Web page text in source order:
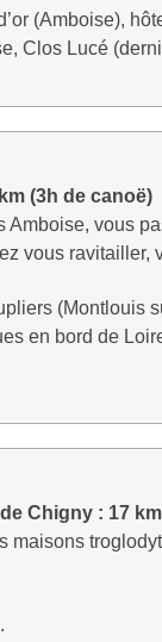
(Amboise),
Clos Lucé
(3h de canoë)
Amboise, vous
vous ravitailler,
(Montlouis
en bord de
Chigny : 17
maisons